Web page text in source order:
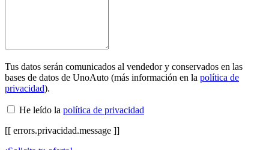
Tus datos serán comunicados al vendedor y conservados en las
bases de datos de UnoAuto (más información en la política de
privacidad).
He leído la política de privacidad
[[ errors.privacidad.message ]]